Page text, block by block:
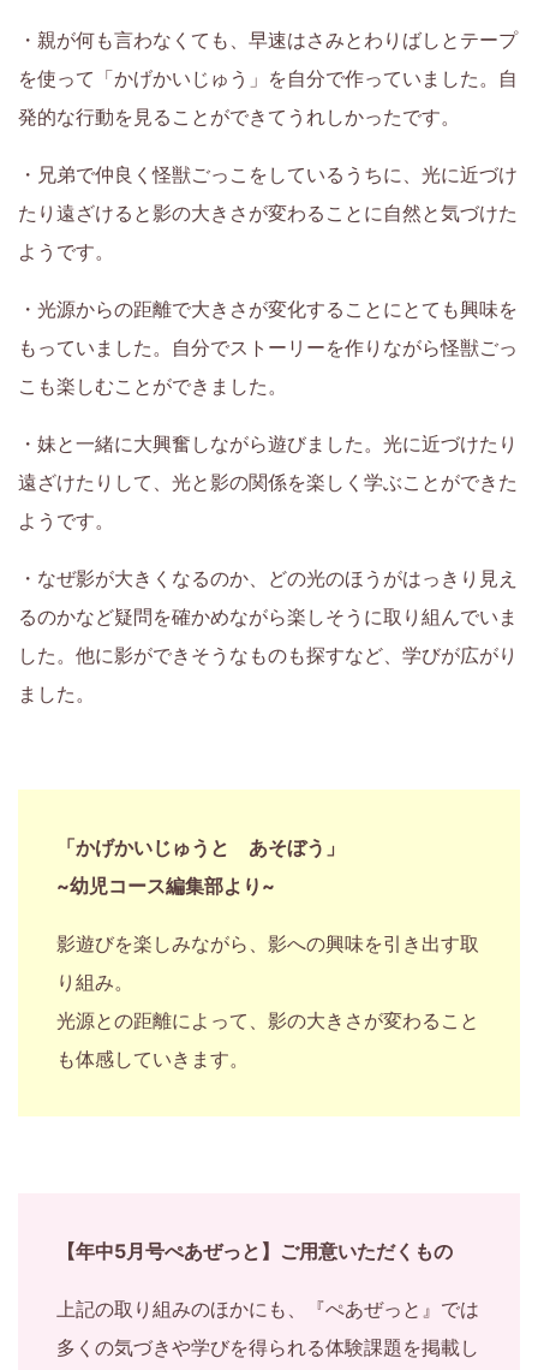
と
い
っ
し
ょ
に、
学
習・
子
育
て
に
い
・親が何も言わなくても、早速はさみとわりばしとテープ
を使って「かげかいじゅう」を自分で作っていました。自
発的な行動を見ることができてうれしかったです。
・兄弟で仲良く怪獣ごっこをしているうちに、光に近づけ
たり遠ざけると影の大きさが変わることに自然と気づけた
ようです。
・光源からの距離で大きさが変化することにとても興味を
もっていました。自分でストーリーを作りながら怪獣ごっ
こも楽しむことができました。
・妹と一緒に大興奮しながら遊びました。光に近づけたり
遠ざけたりして、光と影の関係を楽しく学ぶことができた
ようです。
・なぜ影が大きくなるのか、どの光のほうがはっきり見え
るのかなど疑問を確かめながら楽しそうに取り組んでいま
した。他に影ができそうなものも探すなど、学びが広がり
ました。
「かげかいじゅうと あそぼう」
~幼児コース編集部より~
影遊びを楽しみながら、影への興味を引き出す取
り組み。
光源との距離によって、影の大きさが変わること
も体感していきます。
【年中5月号ぺあぜっと】ご用意いただくもの
上記の取り組みのほかにも、『ぺあぜっと』では
多くの気づきや学びを得られる体験課題を掲載し